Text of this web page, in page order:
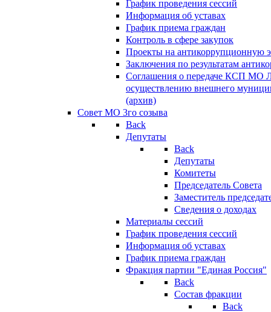
График проведения сессий
Информация об уставах
График приема граждан
Контроль в сфере закупок
Проекты на антикоррупционную
Заключения по результатам
Соглашения о передаче КСП МО
осуществлению внешнего
(архив)
Совет МО 3го созыва
Back
Депутаты
Back
Депутаты
Комитеты
Председатель Совета
Заместитель
Сведения о доходах
Материалы сессий
График проведения сессий
Информация об уставах
График приема граждан
Фракция партии "Единая Россия"
Back
Состав фракции
Back